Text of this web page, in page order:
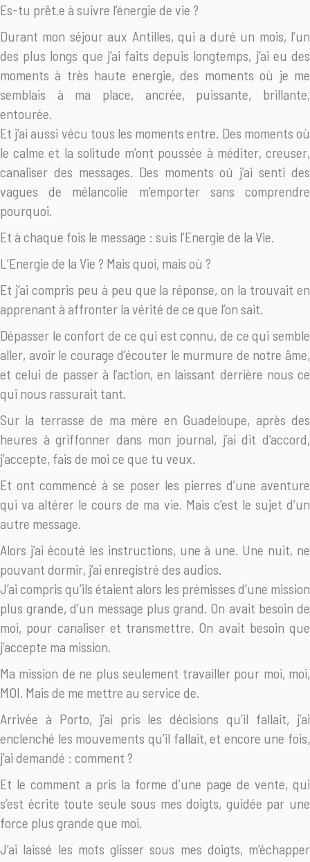
Es-tu prêt.e à suivre l’énergie de vie ?
Durant mon séjour aux Antilles, qui a duré un mois, l’un
des plus longs que j’ai faits depuis longtemps, j’ai eu des
moments à très haute energie, des moments où je me
semblais à ma place, ancrée, puissante, brillante,
entourée.
Et j’ai aussi vécu tous les moments entre. Des moments où
le calme et la solitude m’ont poussée à méditer, creuser,
canaliser des messages. Des moments oú j’ai senti des
vagues de mélancolie m’emporter sans comprendre
pourquoi.
Et à chaque fois le message : suis l’Energie de la Vie.
L’Energie de la Vie ? Mais quoi, mais où ?
Et j’ai compris peu à peu que la réponse, on la trouvait en
apprenant à affronter la vérité de ce que l’on sait.
Dépasser le confort de ce qui est connu, de ce qui semble
aller, avoir le courage d’écouter le murmure de notre âme,
et celui de passer à l’action, en laissant derrière nous ce
qui nous rassurait tant.
Sur la terrasse de ma mère en Guadeloupe, après des
heures à griffonner dans mon journal, j’ai dit d’accord,
j’accepte, fais de moi ce que tu veux.
Et ont commencé à se poser les pierres d’une aventure
qui va altérer le cours de ma vie. Mais c’est le sujet d’un
autre message.
Alors j’ai écouté les instructions, une à une. Une nuit, ne
pouvant dormir, j’ai enregistré des audios.
J’ai compris qu’ils étaient alors les prémisses d’une mission
plus grande, d’un message plus grand. On avait besoin de
moi, pour canaliser et transmettre. On avait besoin que
j’accepte ma mission.
Ma mission de ne plus seulement travailler pour moi, moi,
MOI. Mais de me mettre au service de.
Arrivée à Porto, j’ai pris les décisions qu’il fallait, j’ai
enclenché les mouvements qu’il fallait, et encore une fois,
j’ai demandé : comment ?
Et le comment a pris la forme d’une page de vente, qui
s’est écrite toute seule sous mes doigts, guidée par une
force plus grande que moi.
J’ai laissé les mots glisser sous mes doigts, m’échapper